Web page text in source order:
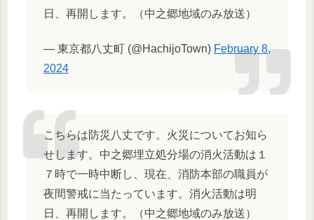
日、再開します。（中之郷地域のみ放送）
— 東京都八丈町 (@HachijoTown) February 8,
2024
こちらは防災八丈です。火災についてお知ら
せします。中之郷埋立処分場の消火活動は１
７時で一時中断し、現在、消防本部の職員が
夜間警戒に当たっています。消火活動は明
日、再開します。（中之郷地域のみ放送）